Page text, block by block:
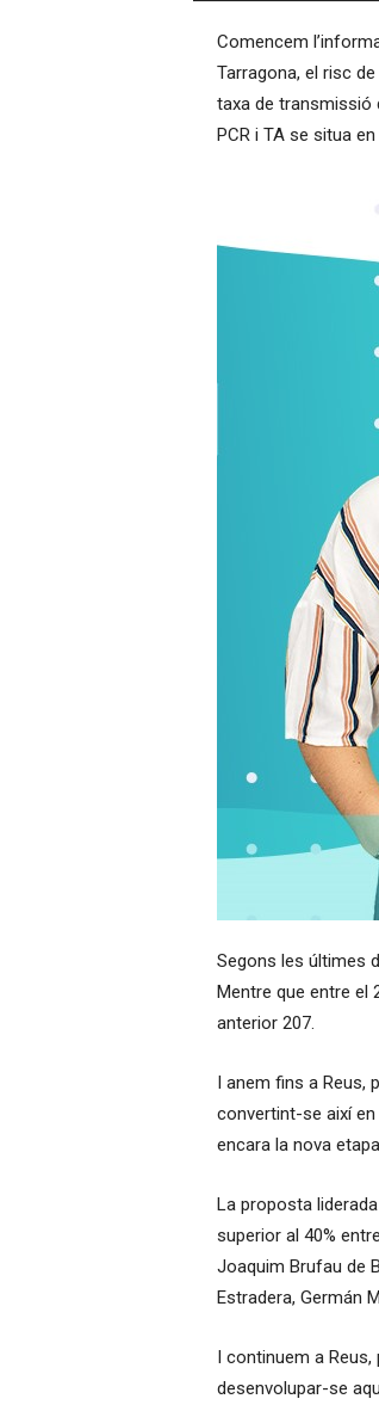
Comencem
Tarragona, el risc
taxa de transmissió
PCR i TA se situa
Segons les últimes
Mentre que entre el
anterior 207.
I anem fins a Reus,
convertint-se així en
encara la nova
La proposta
superior al 40%
Joaquim Brufau de
Estradera, Germán
I continuem a
desenvolupar-se